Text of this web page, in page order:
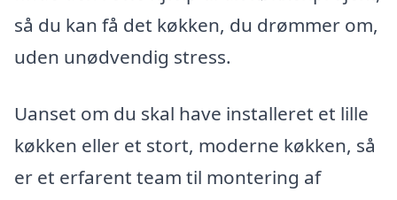
så du kan få det køkken, du drømmer om,
uden unødvendig stress.
Uanset om du skal have installeret et lille
køkken eller et stort, moderne køkken, så
er et erfarent team til montering af